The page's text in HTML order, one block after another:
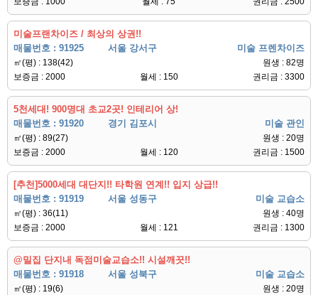
미술프랜차이즈 / 최상의 상권!!
매물번호 : 91925
서울 강서구 미술 프렌차이즈
㎡(평) : 138(42)
원생 : 82명
보증금 : 2000
월세 : 150 권리금 : 3300
5천세대! 900명대 초교2곳! 인테리어 상!
매물번호 : 91920
경기 김포시 미술 관인
㎡(평) : 89(27)
원생 : 20명
보증금 : 2000
월세 : 120 권리금 : 1500
[추천]5000세대 대단지!! 타학원 연계!! 입지 상급!!
매물번호 : 91919
서울 성동구 미술 교습소
㎡(평) : 36(11)
원생 : 40명
보증금 : 2000
월세 : 121 권리금 : 1300
@밀집 단지내 독점미술교습소!! 시설깨끗!!
매물번호 : 91918
서울 성북구 미술 교습소
㎡(평) : 19(6)
원생 : 20명